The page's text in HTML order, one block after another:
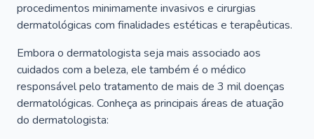
procedimentos minimamente invasivos e cirurgias
dermatológicas com finalidades estéticas e terapêuticas.
Embora o dermatologista seja mais associado aos
cuidados com a beleza, ele também é o médico
responsável pelo tratamento de mais de 3 mil doenças
dermatológicas. Conheça as principais áreas de atuação
do dermatologista: